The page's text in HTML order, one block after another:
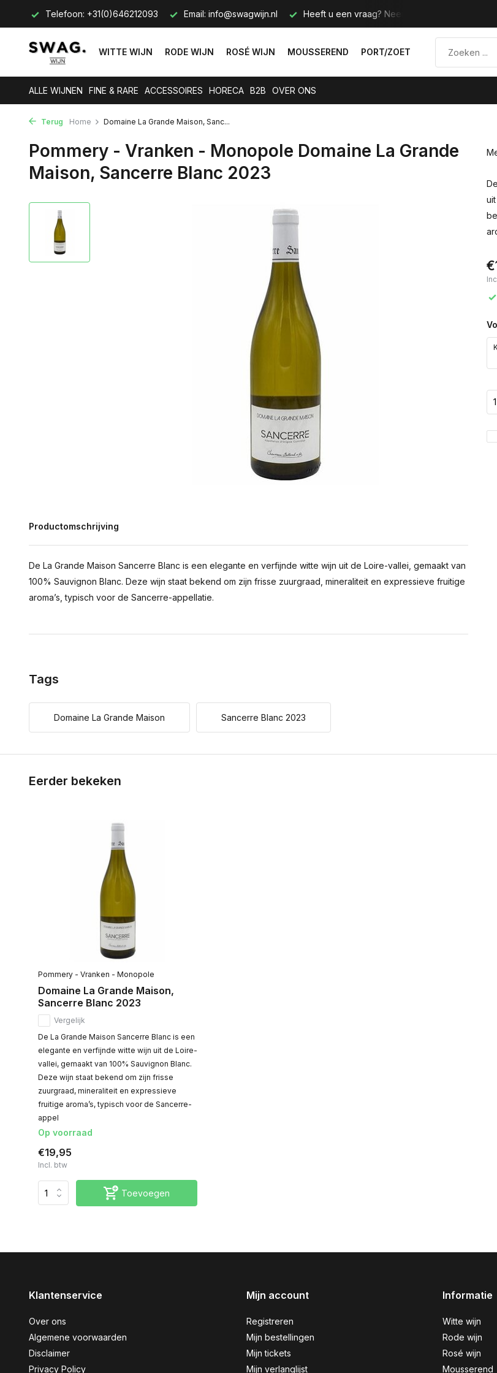
Telefoon: +31(0)646212093 Email: info@swagwijn.nl Heeft u een vraag? Neem contact met ons op.
WITTE WIJN RODE WIJN ROSÉ WIJN MOUSSEREND PORT/ZOET
ALLE WIJNEN FINE & RARE ACCESSOIRES HORECA B2B OVER ONS
Terug Home Domaine La Grande Maison, Sanc...
Pommery - Vranken - Monopole Domaine La Grande
Maison, Sancerre Blanc 2023
Productomschrijving
De La Grande Maison Sancerre Blanc is een elegante en verfijnde witte wijn uit de Loire-vallei, gemaakt van
100% Sauvignon Blanc. Deze wijn staat bekend om zijn frisse zuurgraad, mineraliteit en expressieve fruitige
aroma’s, typisch voor de Sancerre-appellatie.
Tags
Domaine La Grande Maison Sancerre Blanc 2023
Eerder bekeken
Pommery - Vranken - Monopole
Domaine La Grande Maison,
Sancerre Blanc 2023
Vergelijk
De La Grande Maison Sancerre Blanc is een
elegante en verfijnde witte wijn uit de Loire-
vallei, gemaakt van 100% Sauvignon Blanc.
Deze wijn staat bekend om zijn frisse
zuurgraad, mineraliteit en expressieve
fruitige aroma’s, typisch voor de Sancerre-
appel
Op voorraad
€19,95
Incl. btw
Toevoegen
Klantenservice
Over ons
Algemene voorwaarden
Disclaimer
Privacy Policy
Mijn account
Registreren
Mijn bestellingen
Mijn tickets
Mijn verlanglijst
Informatie
Witte wijn
Rode wijn
Rosé wijn
Mousserend